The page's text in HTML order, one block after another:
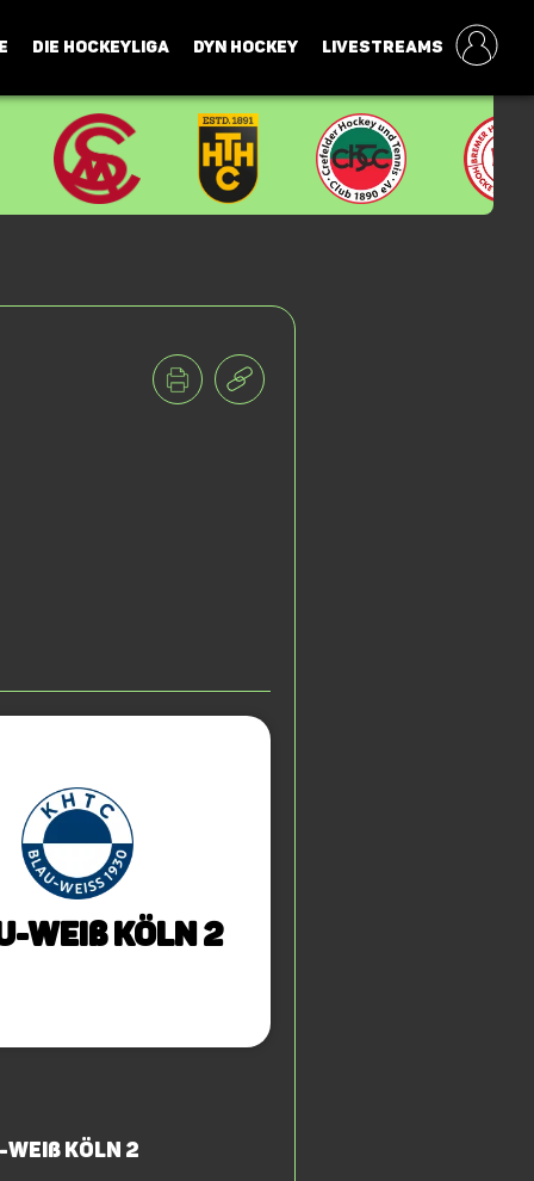
DIE HOCKEYLIGA DYN HOCKEY LIVESTREAMS
Weiß Köln 2
Köln 2